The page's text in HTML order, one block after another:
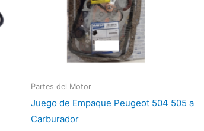
Partes del Motor
Juego de Empaque Peugeot 504 505 a
Carburador